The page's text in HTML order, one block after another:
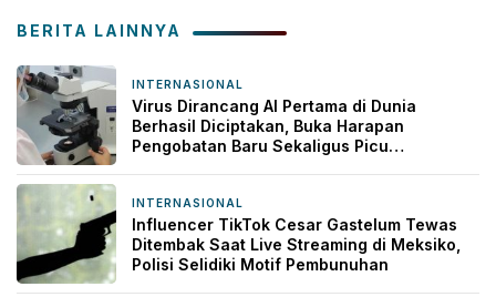
BERITA LAINNYA
INTERNASIONAL
Virus Dirancang AI Pertama di Dunia
Berhasil Diciptakan, Buka Harapan
Pengobatan Baru Sekaligus Picu
INTERNASIONAL
Influencer TikTok Cesar Gastelum Tewas
Ditembak Saat Live Streaming di Meksiko,
Polisi Selidiki Motif Pembunuhan